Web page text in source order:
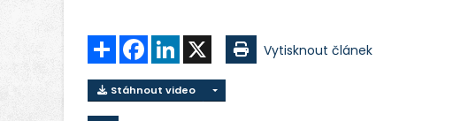
Sdílet FacebookLinkedIn Vytisknout článek
Stáhnout video